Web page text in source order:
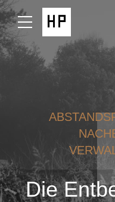
Die